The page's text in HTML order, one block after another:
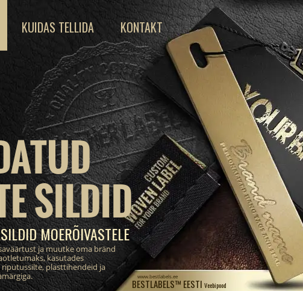
BESTLABELS™ EESTI Veebipood
www.bestlabels.ee
SILDID
MOERÕIVASTELE
ja muutke oma bränd
kasutades
plasttihendeid ja
KUIDAS TELLIDA KONTAKT